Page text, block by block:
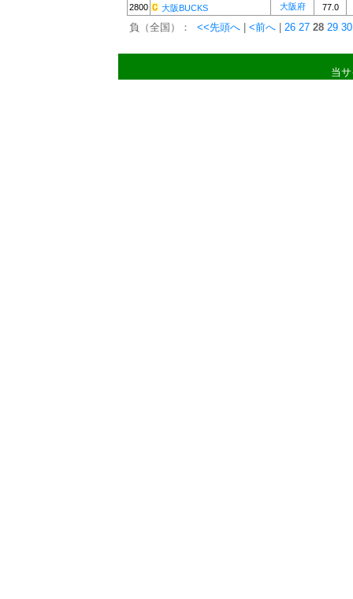
2800 大阪BUCKS 大阪府 77.0
負（全国）： <<先頭へ <前へ 26 27 28 29 30
当